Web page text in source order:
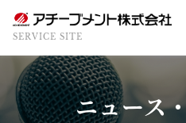
SERVICE SITE
ニュース